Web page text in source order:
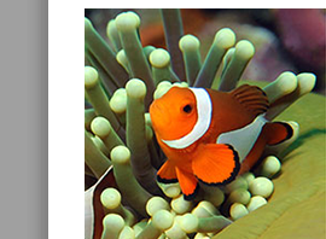
Canthigaster valentini